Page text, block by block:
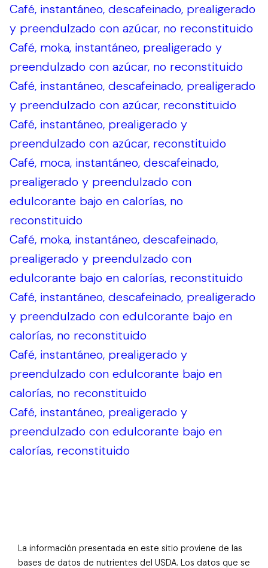
Café, instantáneo, descafeinado, prealigerado
y preendulzado con azúcar, no reconstituido
Café, moka, instantáneo, prealigerado y
preendulzado con azúcar, no reconstituido
Café, instantáneo, descafeinado, prealigerado
y preendulzado con azúcar, reconstituido
Café, instantáneo, prealigerado y
preendulzado con azúcar, reconstituido
Café, moca, instantáneo, descafeinado,
prealigerado y preendulzado con
edulcorante bajo en calorías, no
reconstituido
Café, moka, instantáneo, descafeinado,
prealigerado y preendulzado con
edulcorante bajo en calorías, reconstituido
Café, instantáneo, descafeinado, prealigerado
y preendulzado con edulcorante bajo en
calorías, no reconstituido
Café, instantáneo, prealigerado y
preendulzado con edulcorante bajo en
calorías, no reconstituido
Café, instantáneo, prealigerado y
preendulzado con edulcorante bajo en
calorías, reconstituido
La información presentada en este sitio proviene de las
bases de datos de nutrientes del USDA. Los datos que se